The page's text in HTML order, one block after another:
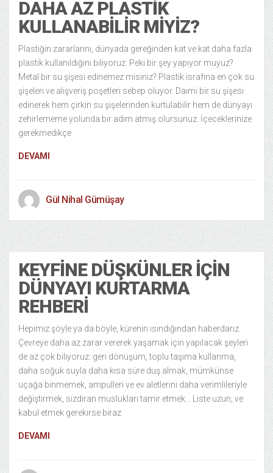
DAHA AZ PLASTIK
KULLANABILIR MIYIZ?
Plastiğin zararlarını, dünyada gereğinden kat ve kat daha fazla
plastik kullanıldığını biliyoruz. Peki bir şey yapıyor muyuz?
Metal bir su şişesi edinemez misiniz? Plastik israfına en çok su
şişeleri ve alışveriş poşetleri sebep oluyor. Daimi bir su şişesi
edinerek hem çirkin su şişelerinden kurtulabilir hem de dünyayı
zehirlememe yolunda bir adım atmış olursunuz. İçeceklerinize
gerekmedikçe
DEVAMI
Gül Nihal Gümüşay
Hobi Yaşam
10 years ago
KEYFINE DÜŞKÜNLER İÇIN
DÜNYAYI KURTARMA
REHBERI
Hepimiz şöyle ya da böyle, kürenin ısındığından haberdarız.
Çevreye daha az zarar vererek yaşamak için yapılacak şeyleri
de az çok biliyoruz: geri dönüşüm, toplu taşıma kullanma,
daha soğuk suyla daha kısa süre duş almak, mümkünse
uçağa binmemek, ampulleri ve ev aletlerini daha verimlileriyle
değiştirmek, sızdıran muslukları tamir etmek… Liste uzun, ve
kabul etmek gerekirse biraz
DEVAMI